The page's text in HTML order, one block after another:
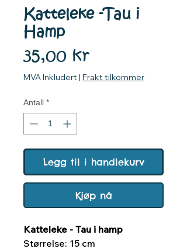
Katteleke -Tau i
Hamp
35,00 krPris
MVA Inkludert | Frakt tilkommer
Antall *
Legg til i handlekurv
Kjøp nå
Katteleke - Tau i hamp
Størrelse: 15 cm